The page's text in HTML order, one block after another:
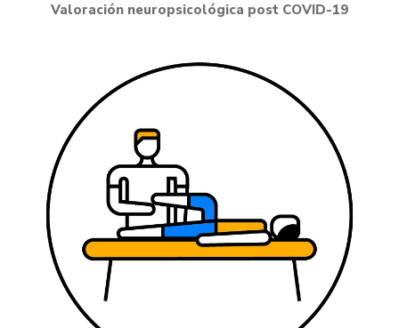
Valoración neuropsicológica post COVID-19